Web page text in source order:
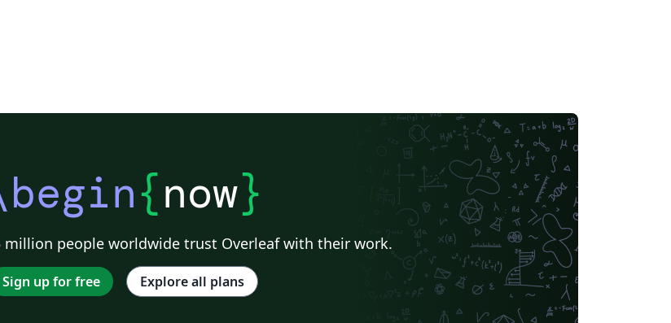
{now}
million people worldwide trust Overleaf with their work.
Sign up for free Explore all plans